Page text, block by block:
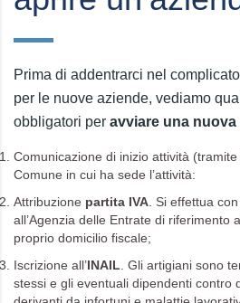
Prima di addentrarci nel
per le nuove aziende, vediamo
obbligatori per avviare una nuova
Comunicazione di inizio attività (tramite
Comune in cui ha sede l’attività:
Attribuzione partita IVA . Si effettua
all’Agenzia delle Entrate di riferimento
proprio domicilio fiscale;
Iscrizione all’INAIL . Gli artigiani sono
stessi e gli eventuali dipendenti contro